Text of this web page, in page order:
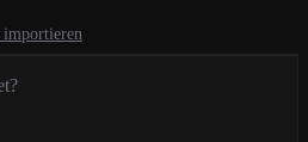
importieren